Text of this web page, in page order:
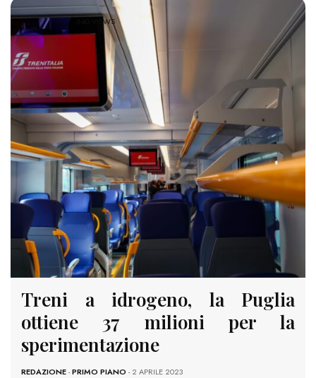
640 VIEWS
Treni a idrogeno, la Puglia
ottiene 37 milioni per la
sperimentazione
REDAZIONE-PRIMO PIANO - 2 APRILE 2023